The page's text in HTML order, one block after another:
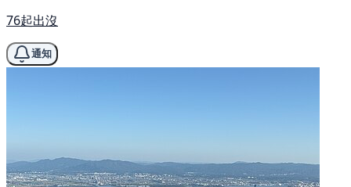
76起出沒
通知